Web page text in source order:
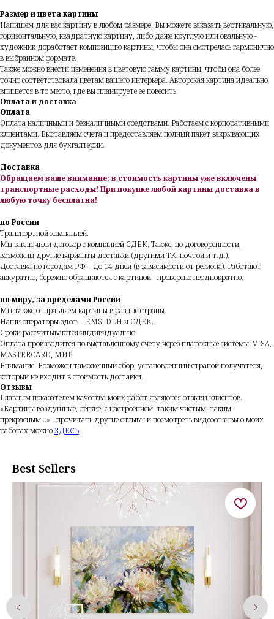
Размер и цвета картины
Напишем для вас картину в любом размере. Вы можете заказать вертикальную,
горизонтальную, квадратную картину, либо даже круглую или овальную -
художник доработает композицию картины, чтобы она смотрелась гармонично
в выбранном формате.
Также можно внести изменения в цветовую гамму картины, чтобы она более
точно соответствовала цветам вашего интерьера. Авторская картина идеально
впишется в то место, где вы планируете ее повесить.
Оплата и доставка
Оплата
Оплата наличными и безналичными средствами. Работаем с корпоративными
клиентами. Выставляем счета и предоставляем полный пакет закрывающих
документов для бухгалтерии.
Доставка
Обращаем ваше внимание: в стоимость картины уже включены
транспортные расходы! При покупке любой картины доставка в
любую точку бесплатна!
по России
Транспортной компанией.
Мы заключили договор с компанией СДЕК. Также, по договоренности,
возможны другие варианты доставки (другими ТК, почтой и т.д.).
Доставка по городам РФ – до 14 дней (в зависимости от региона). Работают
аккуратно, бережно обращаются с картиной - проверено неоднократно.
по миру, за пределами России
Мы также отправляем картины в разные страны.
Наши операторы здесь – EMS, DLH и СДЕК.
Сроки рассчитываются индивидуально.
Оплата производится по выставленному счету через платежные системы: VISA,
MASTERCARD, МИР.
Внимание! Возможен таможенный сбор, установленный страной получателя,
который не входит в стоимость доставки.
Отзывы
Главным показателем качества моих работ являются отзывы клиентов.
«Картины воздушные, легкие, с настроением, таким чистым, таким
прекрасным...» - прочитать другие отзывы и посмотреть видеоотзывы о моих
работах можноЗДЕСЬ
Best Sellers